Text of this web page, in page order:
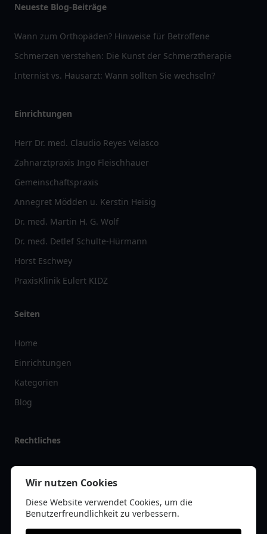
Neueste Blog-Beiträge
Wann zum Orthopäden? Hinweise für Betroffene
Schmerzen verstehen: Die Kunst der Schmerztherapie
Internist vs. Hausarzt: Wann sollten Sie wechseln?
Einrichtungen
Herr Dr. med. Claudio Reyes Velasco
Zahnarztpraxis Ingo Fleischhauer
Gemeinschaftspraxis
Annegret Mödden u. Kerstin Heisig
Dr. med. Martin H. G. Wolf
Dr. med. Detlef Schulte-Hürmann
Horst Eschwey
PraxisKlinik Eulert KIDZ
Seiten
Home
Einrichtungen
Kategorien
Blog
Rechtliches
Impressum
Datenschutz
Kontakt
Wir nutzen Cookies
Diese Website verwendet Cookies, um die
Benutzerfreundlichkeit zu verbessern.